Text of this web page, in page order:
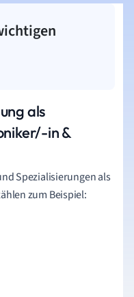
als
in &
Spezialisierungen als
zum Beispiel: